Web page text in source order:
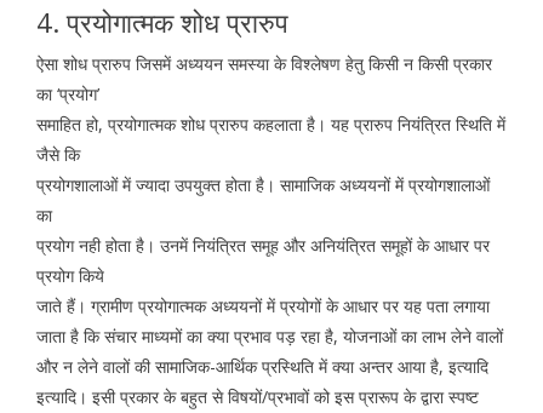
4. प्रयोगात्मक शोध प्रारुप
ऐसा शोध प्रारुप जिसमें अध्ययन समस्या के विश्लेषण हेतु किसी न किसी प्रकार
का ‘प्रयोग’
समाहित हो, प्रयोगात्मक शोध प्रारुप कहलाता है। यह प्रारुप नियंत्रित स्थिति में
जैसे कि
प्रयोगशालाओं में ज्यादा उपयुक्त होता है। सामाजिक अध्ययनों में प्रयोगशालाओं
का
प्रयोग नही होता है। उनमें नियंत्रित समूह और अनियंत्रित समूहों के आधार पर
प्रयोग किये
जाते हैं। ग्रामीण प्रयोगात्मक अध्ययनों में प्रयोगों के आधार पर यह पता लगाया
जाता है कि संचार माध्यमों का क्या प्रभाव पड़ रहा है, योजनाओं का लाभ लेने वालों
और न लेने वालों की सामाजिक-आर्थिक प्रस्थिति में क्या अन्तर आया है, इत्यादि
इत्यादि। इसी प्रकार के बहुत से विषयों/प्रभावों को इस प्रारूप के द्वारा स्पष्ट